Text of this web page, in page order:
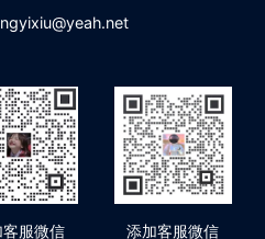
服微信 添加客服微信